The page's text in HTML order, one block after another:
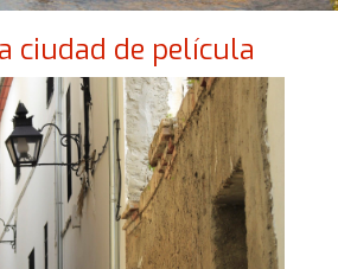
ciudad de película